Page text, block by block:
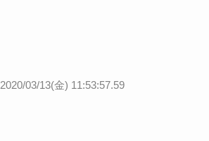
2020/03/13(金) 11:53:57.59